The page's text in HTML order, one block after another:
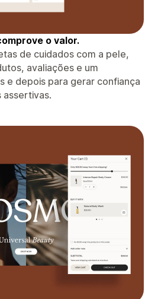
o valor.
de cuidados com a pele,
avaliações e um
e depois para gerar confiança
assertivas.